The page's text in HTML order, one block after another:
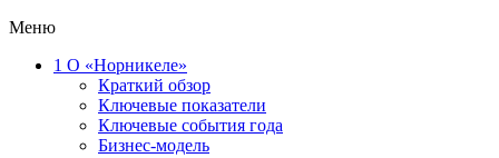
Меню
1 О «Норникеле»
Краткий обзор
Ключевые показатели
Ключевые события года
Бизнес-модель